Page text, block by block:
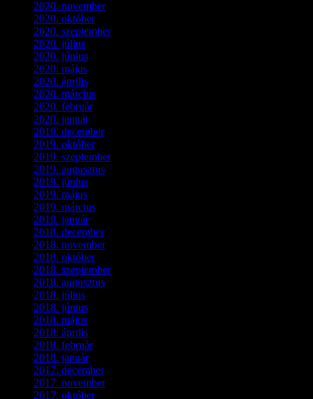
2020. november(4)
2020. október(4)
2020. szeptember(1)
2020. július
2020. június
2020. május
2020. április
2020. március
2020. február(6)
2020. január(1)
2019. december(4)
2019. október(3)
2019. szeptember(2)
2019. augusztus
2019. június
2019. május
2019. március
2019. január(1)
2018. december(3)
2018. november(1)
2018. október(1)
2018. szeptember(1)
2018. augusztus
2018. július
2018. június
2018. május
2018. április
2018. február(2)
2018. január(2)
2017. december(4)
2017. november(3)
2017. október(4)